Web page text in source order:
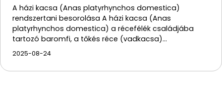
A házi kacsa (Anas platyrhynchos domestica)
rendszertani besorolása A házi kacsa (Anas
platyrhynchos domestica) a récefélék családjába
tartozó baromfi, a tőkés réce (vadkacsa)…
2025-08-24